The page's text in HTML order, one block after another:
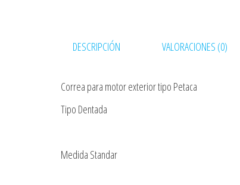
DESCRIPCIÓN VALORACIONES (0)
Correa para motor exterior tipo Petaca
Tipo Dentada
Medida Standar